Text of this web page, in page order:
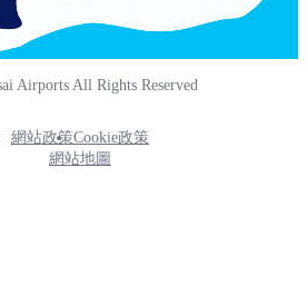
Airports All Rights Reserved
網站政策Cookie政策
網站地圖